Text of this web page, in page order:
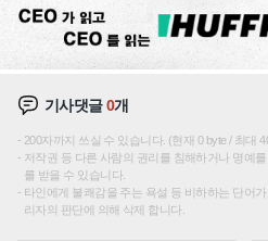
기사댓글0개
200자까지 쓰실 수 있습니다. (현재 0 byte / 최대
저작권 등 다른 사람의 권리를 침해하거나 명예
를 받을 수 있습니다.
타인에게 불쾌감을 주는 욕설 등 비하하는 단어
리자의 판단에 의해 삭제 합니다.